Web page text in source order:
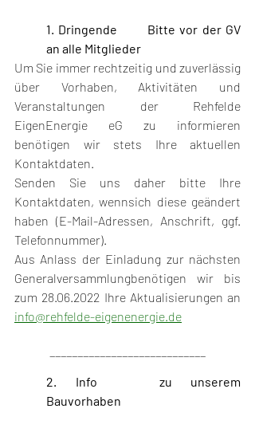
1. Dringende 	Bitte vor der GV
an alle Mitglieder
Um Sie immer rechtzeitig und zuverlässig
über Vorhaben, Aktivitäten und
Veranstaltungen der Rehfelde
EigenEnergie eG zu informieren
benötigen wir stets Ihre aktuellen
Kontaktdaten.
Senden Sie uns daher bitte Ihre
Kontaktdaten, wennsich diese geändert
haben (E-Mail-Adressen, Anschrift, ggf.
Telefonnummer).
Aus Anlass der Einladung zur nächsten
Generalversammlungbenötigen wir bis
info@rehfelde-eigenenergie.de
2. Info 	zu unserem
Bauvorhaben